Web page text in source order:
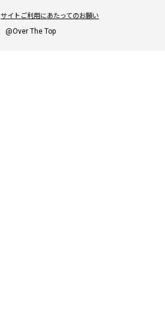
サイトご利用にあたってのお願い
@Over The Top